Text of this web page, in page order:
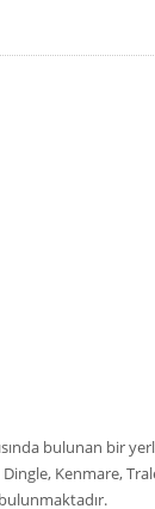
bulunan bir
Kenmare,